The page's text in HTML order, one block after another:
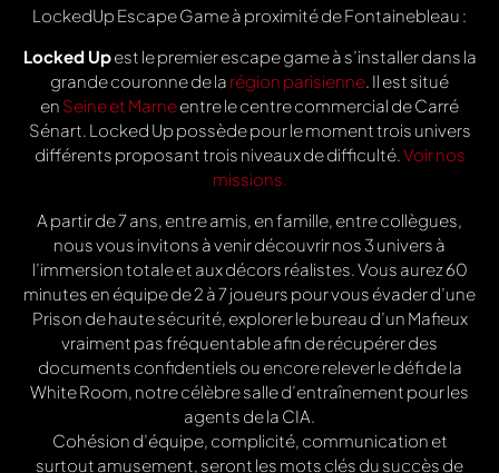
LockedUp Escape Game à proximité de Fontainebleau :
Locked Upest le premier escape game à s’installer dans la
grande couronne de la région parisienne. Il est situé
en Seine et Marneentre le centre commercial de Carré
Sénart. Locked Up possède pour le moment trois univers
différents proposant trois niveaux de difficulté.Voir nos
missions.
A partir de 7 ans, entre amis, en famille, entre collègues,
nous vous invitons à venir découvrir nos 3 univers à
l’immersion totale et aux décors réalistes. Vous aurez 60
minutes en équipe de 2 à 7 joueurs pour vous évader d’une
Prison de haute sécurité, explorer le bureau d’un Mafieux
vraiment pas fréquentable afin de récupérer des
documents confidentiels ou encore relever le défi de la
White Room, notre célèbre salle d’entraînement pour les
agents de la CIA.
Cohésion d’équipe, complicité, communication et
surtout amusement, seront les mots clés du succès de